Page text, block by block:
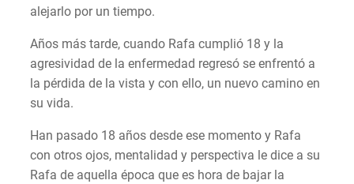
alejarlo por un tiempo.
Años más tarde, cuando Rafa cumplió 18 y la
agresividad de la enfermedad regresó se enfrentó a
la pérdida de la vista y con ello, un nuevo camino en
su vida.
Han pasado 18 años desde ese momento y Rafa
con otros ojos, mentalidad y perspectiva le dice a su
Rafa de aquella época que es hora de bajar la